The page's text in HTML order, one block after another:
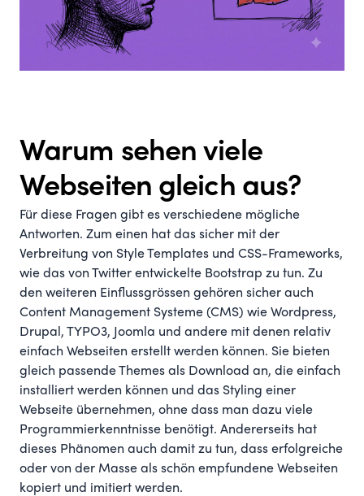
Warum sehen viele
Webseiten gleich aus?
Für diese Fragen gibt es verschiedene mögliche
Antworten. Zum einen hat das sicher mit der
Verbreitung von Style Templates und CSS-Frameworks,
wie das von Twitter entwickelte Bootstrap zu tun. Zu
den weiteren Einflussgrössen gehören sicher auch
Content Management Systeme (CMS) wie Wordpress,
Drupal, TYPO3, Joomla und andere mit denen relativ
einfach Webseiten erstellt werden können. Sie bieten
gleich passende Themes als Download an, die einfach
installiert werden können und das Styling einer
Webseite übernehmen, ohne dass man dazu viele
Programmierkenntnisse benötigt. Andererseits hat
dieses Phänomen auch damit zu tun, dass erfolgreiche
oder von der Masse als schön empfundene Webseiten
kopiert und imitiert werden.